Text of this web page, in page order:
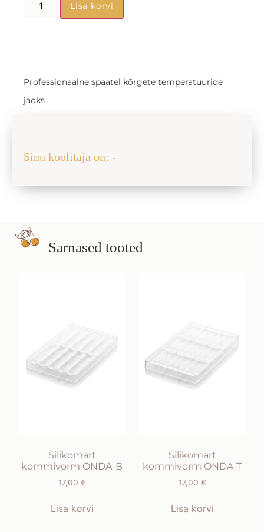
Lisa korvi
Professionaalne spaatel kõrgete temperatuuride
jaoks
Sinu koolitaja on: -
Sarnased tooted
Silikomart
kommivorm ONDA-B
17,00 €
Lisa korvi
Silikomart
kommivorm ONDA-T
17,00 €
Lisa korvi